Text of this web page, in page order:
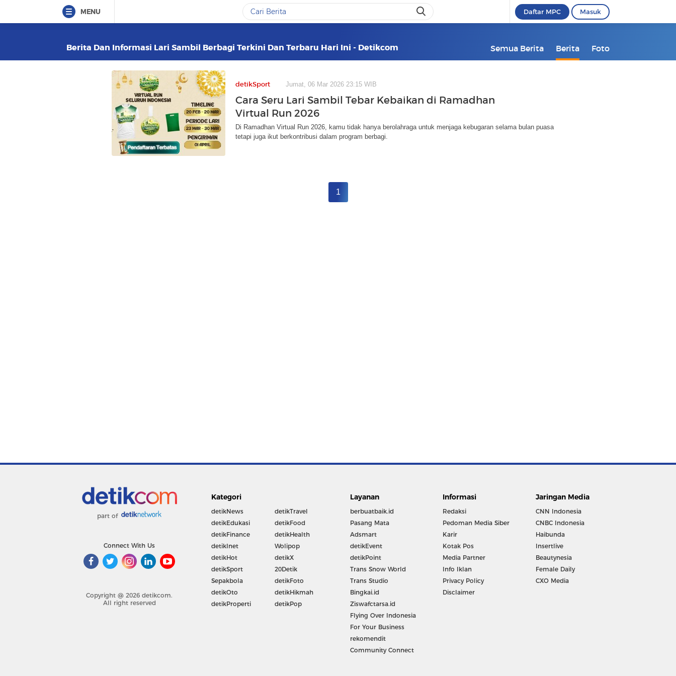
MENU Daftar MPC Masuk
Berita Dan Informasi Lari Sambil Berbagi Terkini Dan Terbaru Hari Ini - Detikcom Semua Berita Berita Foto
detikSport Jumat, 06 Mar 2026 23:15 WIB
Cara Seru Lari Sambil Tebar Kebaikan di Ramadhan
Virtual Run 2026
Di Ramadhan Virtual Run 2026, kamu tidak hanya berolahraga untuk menjaga kebugaran selama bulan puasa
tetapi juga ikut berkontribusi dalam program berbagi.
1
part of
Connect With Us
Copyright @ 2026 detikcom.
All right reserved
Kategori
detikNews
detikEdukasi
detikFinance
detikInet
detikHot
detikSport
Sepakbola
detikOto
detikProperti
detikTravel
detikFood
detikHealth
Wolipop
detikX
20Detik
detikFoto
detikHikmah
detikPop
Layanan
berbuatbaik.id
Pasang Mata
Adsmart
detikEvent
detikPoint
Trans Snow World
Trans Studio
Bingkai.id
Ziswafctarsa.id
Flying Over Indonesia
For Your Business
rekomendit
Community Connect
Informasi
Redaksi
Pedoman Media Siber
Karir
Kotak Pos
Media Partner
Info Iklan
Privacy Policy
Disclaimer
Jaringan Media
CNN Indonesia
CNBC Indonesia
Haibunda
Insertlive
Beautynesia
Female Daily
CXO Media